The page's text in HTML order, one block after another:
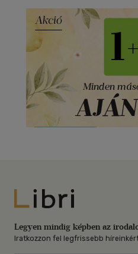
Libri
Legyen mindig képben az
Iratkozzon fel legfrissebb